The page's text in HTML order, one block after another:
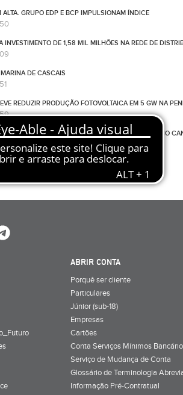
ALTA. GRUPO EDP E BCP IMPULSIONAM ÍNDICE
INVESTIMENTO DE 1,58 MIL MILHÕES NA REDE DE
DE CASCAIS
REDUZIR PRODUÇÃO FOTOVOLTAICA EM 5 GW NA
NEGÓCIOS DESTA QUINTA-FEIRA, 06 DE AGOSTO, NO
ABRIR CONTA
Porquê ser cliente
Particulares
Júnior (sub-18)
Empresas
Cartões
Conta Serviços Mínimos
Serviço de Mudança de Conta
Glossário de Terminologia
Informação Pré-Contratual